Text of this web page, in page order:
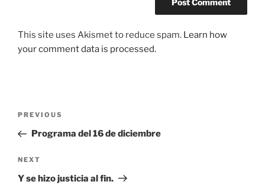
This site uses Akismet to reduce spam. Learn how
your comment data is processed.
Previous
Post
PREVIOUS
Programa del 16 de diciembre
Next
Post
NEXT
Y se hizo justicia al fin.